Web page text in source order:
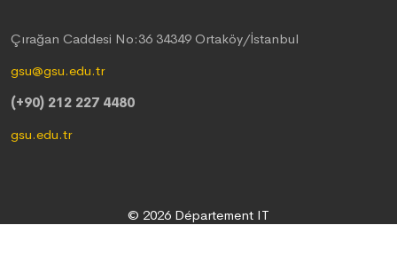
Çırağan Caddesi No:36 34349 Ortaköy/İstanbul
gsu@gsu.edu.tr
(+90) 212 227 4480
gsu.edu.tr
© 2026 Département IT